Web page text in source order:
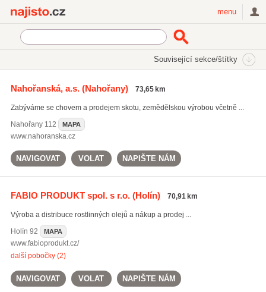
menu
Související sekce/štítky
Rostlinná produkce
Nahořanská, a.s.(Nahořany) 73,65 km
Zabýváme se chovem a prodejem skotu, zemědělskou výrobou včetně ...
Nahořany112 MAPA
www.nahoranska.cz
NAVIGOVAT VOLAT NAPIŠTE NÁM
FABIO PRODUKT spol. s r.o.(Holín) 70,91 km
Výroba a distribuce rostlinných olejů a nákup a prodej ...
Holín 92 MAPA
www.fabioprodukt.cz/
další pobočky (2)
NAVIGOVAT VOLAT NAPIŠTE NÁM